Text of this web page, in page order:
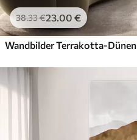
38.33€23.00 €
Wandbilder Terrakotta-Dünen